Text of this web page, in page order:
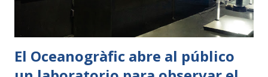
más pausada y permite apreciar comportamientos menos
habituales en comparación con las horas de ...
El Oceanogràfic abre al público